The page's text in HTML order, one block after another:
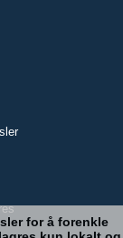
for å forenkle